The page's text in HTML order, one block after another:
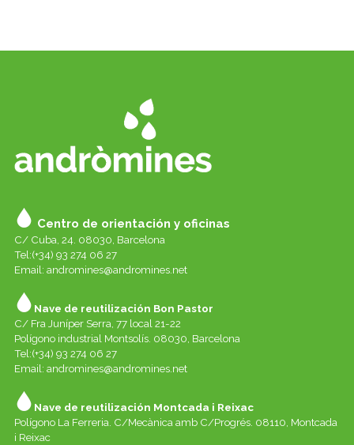
Centro de orientación y oficinas
C/ Cuba, 24. 08030, Barcelona
Tel:(+34) 93 274 06 27
Email: andromines@andromines.net
Nave de reutilización Bon Pastor
C/ Fra Juníper Serra, 77 local 21-22
Polígono industrial Montsolís. 08030, Barcelona
Tel:(+34) 93 274 06 27
Email: andromines@andromines.net
Nave de reutilización Montcada i Reixac
Polígono La Ferreria. C/Mecànica amb C/Progrés. 08110, Montcada
i Reixac